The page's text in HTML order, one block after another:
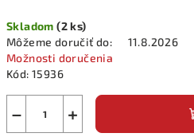
cena:
Skladom(2 ks)
Môžeme doručiť do:
11.8.2026
Možnosti doručenia
Kód: 15936
+
−